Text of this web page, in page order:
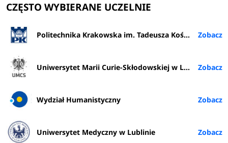
CZĘSTO WYBIERANE UCZELNIE
Politechnika Krakowska im. Tadeusza Kościuszki
Uniwersytet Marii Curie-Skłodowskiej w Lublinie
Wydział Humanistyczny
Uniwersytet Medyczny w Lublinie